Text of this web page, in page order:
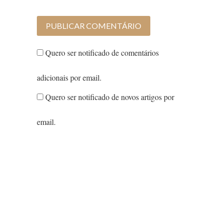
Quero ser notificado de comentários
adicionais por email.
Quero ser notificado de novos artigos por
email.